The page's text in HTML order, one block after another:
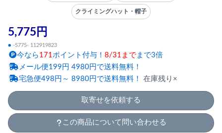
クライミングハット・帽子
5,775円
● -5775- 112919823
今なら 171 ポイント付与！ 8/31まで まで3倍
メール便199円 4980円で送料無料！
宅急便498円～ 8980円で送料無料！ 在庫残り×
取寄せを依頼する
この商品について問い合わせる